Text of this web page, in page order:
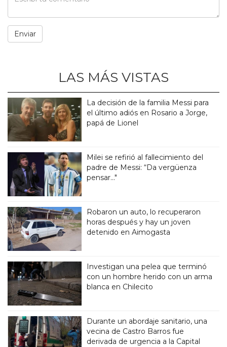
LAS MÁS VISTAS
La decisión de la familia Messi para
el último adiós en Rosario a Jorge,
papá de Lionel
Milei se refirió al fallecimiento del
padre de Messi: “Da vergüenza
pensar..."
Robaron un auto, lo recuperaron
horas después y hay un joven
detenido en Aimogasta
Investigan una pelea que terminó
con un hombre herido con un arma
blanca en Chilecito
Durante un abordaje sanitario, una
vecina de Castro Barros fue
derivada de urgencia a la Capital